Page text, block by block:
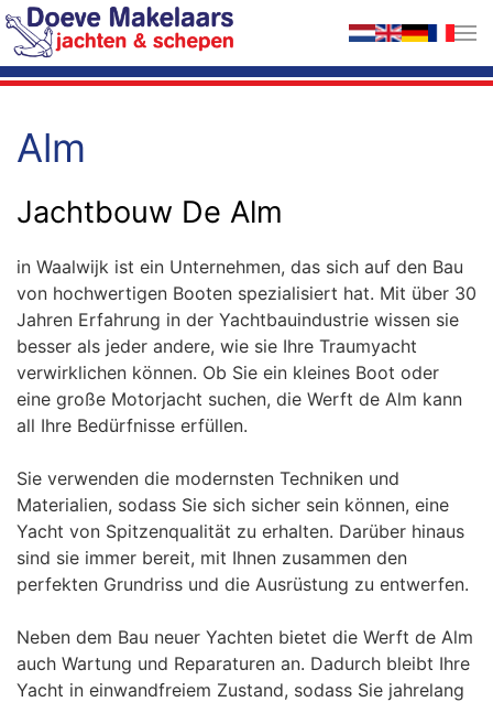
Zum Hauptinhalt springen
Alm
Jachtbouw De Alm
in Waalwijk ist ein Unternehmen, das sich auf den Bau
von hochwertigen Booten spezialisiert hat. Mit über 30
Jahren Erfahrung in der Yachtbauindustrie wissen sie
besser als jeder andere, wie sie Ihre Traumyacht
verwirklichen können. Ob Sie ein kleines Boot oder
eine große Motorjacht suchen, die Werft de Alm kann
all Ihre Bedürfnisse erfüllen.
Sie verwenden die modernsten Techniken und
Materialien, sodass Sie sich sicher sein können, eine
Yacht von Spitzenqualität zu erhalten. Darüber hinaus
sind sie immer bereit, mit Ihnen zusammen den
perfekten Grundriss und die Ausrüstung zu entwerfen.
Neben dem Bau neuer Yachten bietet die Werft de Alm
auch Wartung und Reparaturen an. Dadurch bleibt Ihre
Yacht in einwandfreiem Zustand, sodass Sie jahrelang